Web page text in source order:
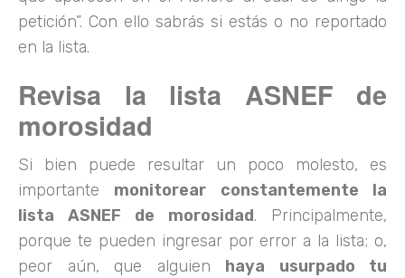
petición”. Con ello sabrás si estás o no reportado
en la lista.
Revisa la lista ASNEF de
morosidad
Si bien puede resultar un poco molesto, es
importante monitorear constantemente la
lista ASNEF de morosidad. Principalmente,
porque te pueden ingresar por error a la lista; o,
peor aún, que alguien haya usurpado tu